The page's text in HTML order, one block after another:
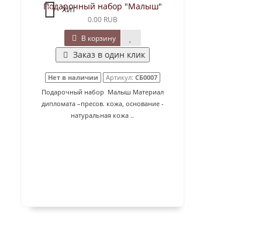
Хит
Подарочный набор "Малыш"
0.00 RUB
В корзину
Заказ в один клик
Нет в наличии Артикул: СБ0007
Подарочный набор Малыш Материал
дипломата –пресов. кожа, основание -
натуральная кожа ..